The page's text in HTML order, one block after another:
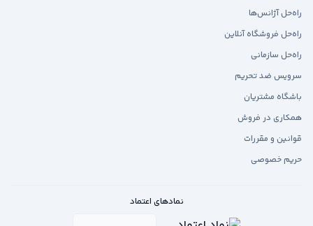
راه‌حل آژانس‌ها
راه‌حل فروشگاه آنلاین
راه‌حل سازمانی
سرویس ضد تحریم
باشگاه مشتریان
همکاری در فروش
قوانین و مقررات
حریم خصوصی
نمادهای اعتماد